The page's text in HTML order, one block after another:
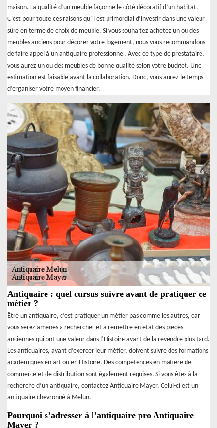
maison. La qualité d’un meuble façonne le côté décoratif d’un habitat.
C’est pour toute ces raisons qu’il est primordial d’investir dans une valeur
sûre en terme de choix de meuble. Si vous souhaitez achetez un ou des
meubles anciens pour décorer votre logement, nous vous recommandons
de faire appel à un antiquaire professionnel. Avec ce type de prestataire,
vous aurez un ou des meubles de bonne qualité selon votre budget. Une
estimation est faisable avant la collaboration. Donc, vous aurez le temps
d’organiser votre moyen financier.
Antiquaire : quel cursus suivre avant de pratiquer ce
métier ?
Être un antiquaire, c’est pratiquer un métier pas comme les autres, car
vous serez amenés à rechercher et à remettre en état des pièces
anciennes qui ont une valeur dans l’Histoire avant de la revendre plus tard.
Les antiquaires, avant d’exercer leur métier, doivent suivre des formations
académiques en art ou en Histoire. Des compétences en matière de
commerce et de distribution sont également requises. Si vous êtes à la
recherche d’un antiquaire, contactez Antiquaire Mayer. Celui-ci est un
antiquaire chevronné à Melun.
Pourquoi s’adresser à l’antiquaire pro Antiquaire
Mayer ?